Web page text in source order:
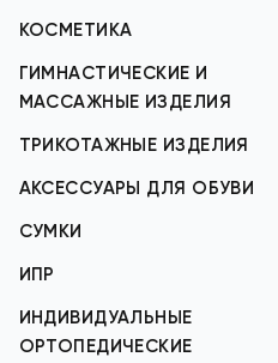
КОСМЕТИКА
ГИМНАСТИЧЕСКИЕ И
МАССАЖНЫЕ ИЗДЕЛИЯ
ТРИКОТАЖНЫЕ ИЗДЕЛИЯ
АКСЕССУАРЫ ДЛЯ ОБУВИ
СУМКИ
ИПР
ИНДИВИДУАЛЬНЫЕ
ОРТОПЕДИЧЕСКИЕ